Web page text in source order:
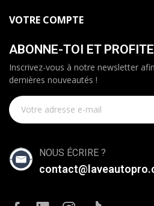
VOTRE COMPTE
ABONNE-TOI ET
Inscrivez-vous à notre newsletter
dernières nouveautés !
NOUS ÉCRIRE ?